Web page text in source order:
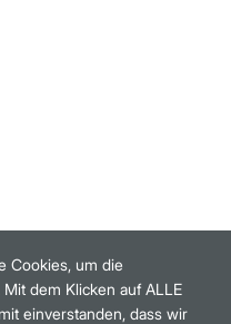
Cookies, um die
dem Klicken auf ALLE
einverstanden, dass wir